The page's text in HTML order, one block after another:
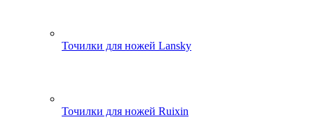
Точилки для ножей Lansky
Точилки для ножей Ruixin